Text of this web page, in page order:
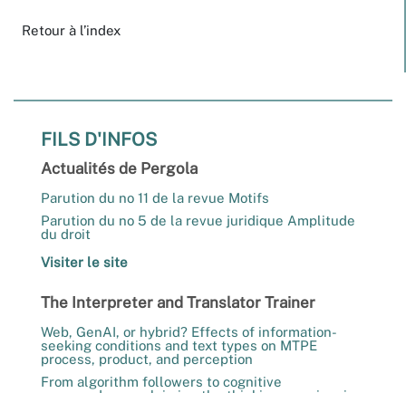
Retour à l’index
FILS D'INFOS
Actualités de Pergola
Parution du no 11 de la revue Motifs
Parution du no 5 de la revue juridique Amplitude
du droit
Visiter le site
The Interpreter and Translator Trainer
Web, GenAI, or hybrid? Effects of information-
seeking conditions and text types on MTPE
process, product, and perception
From algorithm followers to cognitive